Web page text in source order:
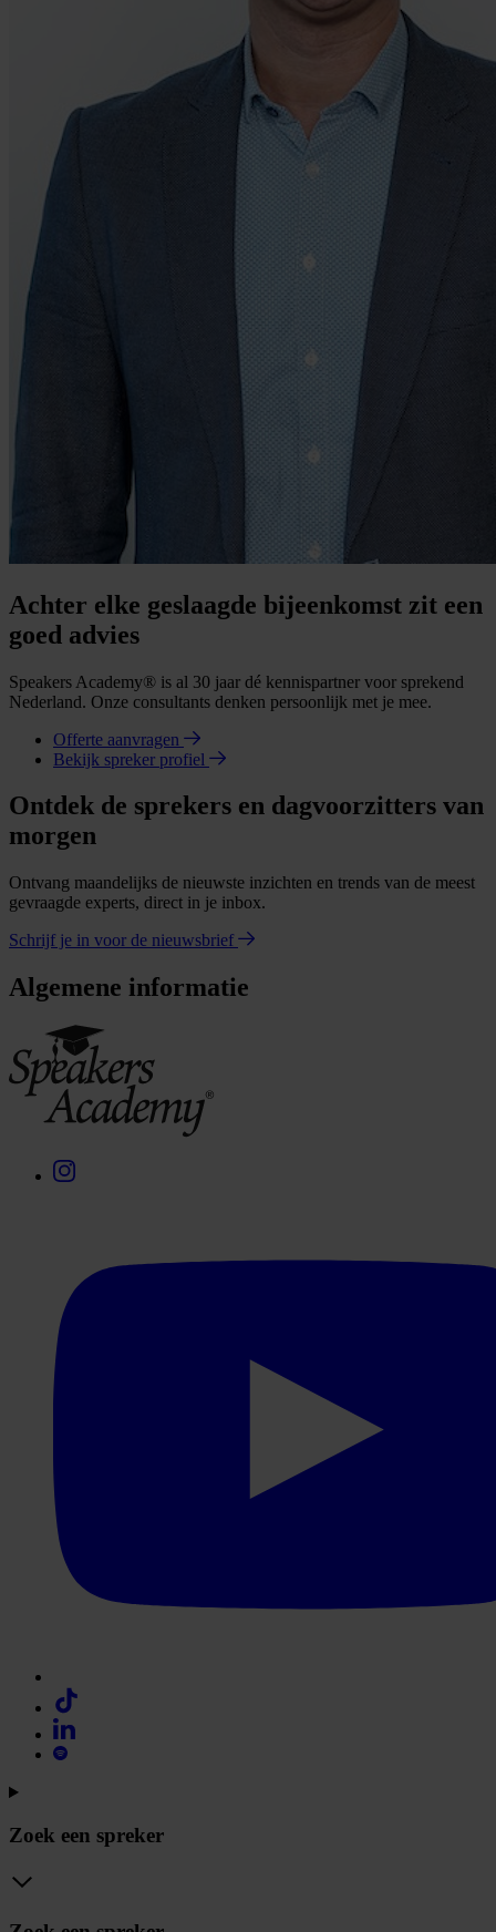
Achter elke geslaagde bijeenkomst zit een
goed advies
Speakers Academy® is al 30 jaar dé kennispartner voor sprekend
Nederland. Onze consultants denken persoonlijk met je mee.
Offerte aanvragen
Bekijk spreker profiel
Ontdek de sprekers en dagvoorzitters van
morgen
Ontvang maandelijks de nieuwste inzichten en trends van de meest
gevraagde experts, direct in je inbox.
Schrijf je in voor de nieuwsbrief
Algemene informatie
Zoek een spreker